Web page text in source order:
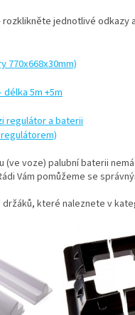
rozklikněte jednotlivé odkazy
770x668x30mm)
5m +5m
regulátor a baterii
(ve voze) palubní baterii
Vám pomůžeme se
které naleznete v